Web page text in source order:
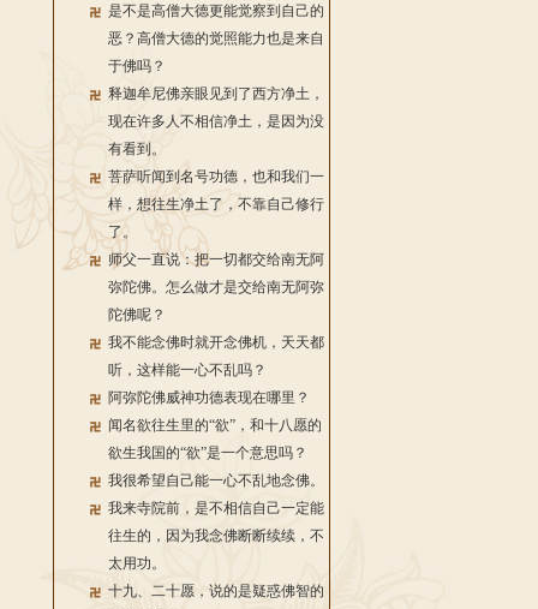
是不是高僧大德更能觉察到自己的
恶？高僧大德的觉照能力也是来自
于佛吗？
释迦牟尼佛亲眼见到了西方净土，
现在许多人不相信净土，是因为没
有看到。
菩萨听闻到名号功德，也和我们一
样，想往生净土了，不靠自己修行
了。
师父一直说：把一切都交给南无阿
弥陀佛。怎么做才是交给南无阿弥
陀佛呢？
我不能念佛时就开念佛机，天天都
听，这样能一心不乱吗？
阿弥陀佛威神功德表现在哪里？
闻名欲往生里的“欲”，和十八愿的
欲生我国的“欲”是一个意思吗？
我很希望自己能一心不乱地念佛。
我来寺院前，是不相信自己一定能
往生的，因为我念佛断断续续，不
太用功。
十九、二十愿，说的是疑惑佛智的